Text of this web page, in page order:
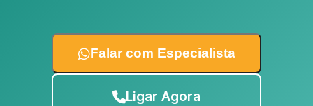
Falar com Especialista
Ligar Agora